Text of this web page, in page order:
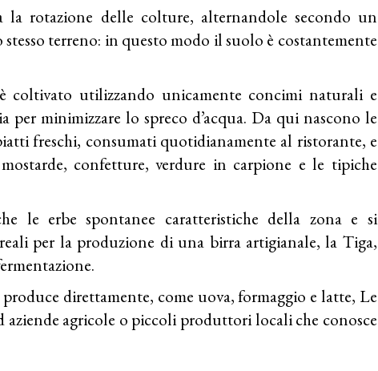
la rotazione delle colture, alternandole secondo un
terreno: in questo modo il suolo è costantemente
coltivato utilizzando unicamente concimi naturali e
per minimizzare lo spreco d’acqua. Da qui nascono le
freschi, consumati quotidianamente al ristorante, e
confetture, verdure in carpione e le tipiche
le erbe spontanee caratteristiche della zona e si
per la produzione di una birra artigianale, la Tiga,
direttamente, come uova, formaggio e latte, Le
aziende agricole o piccoli produttori locali che conosce